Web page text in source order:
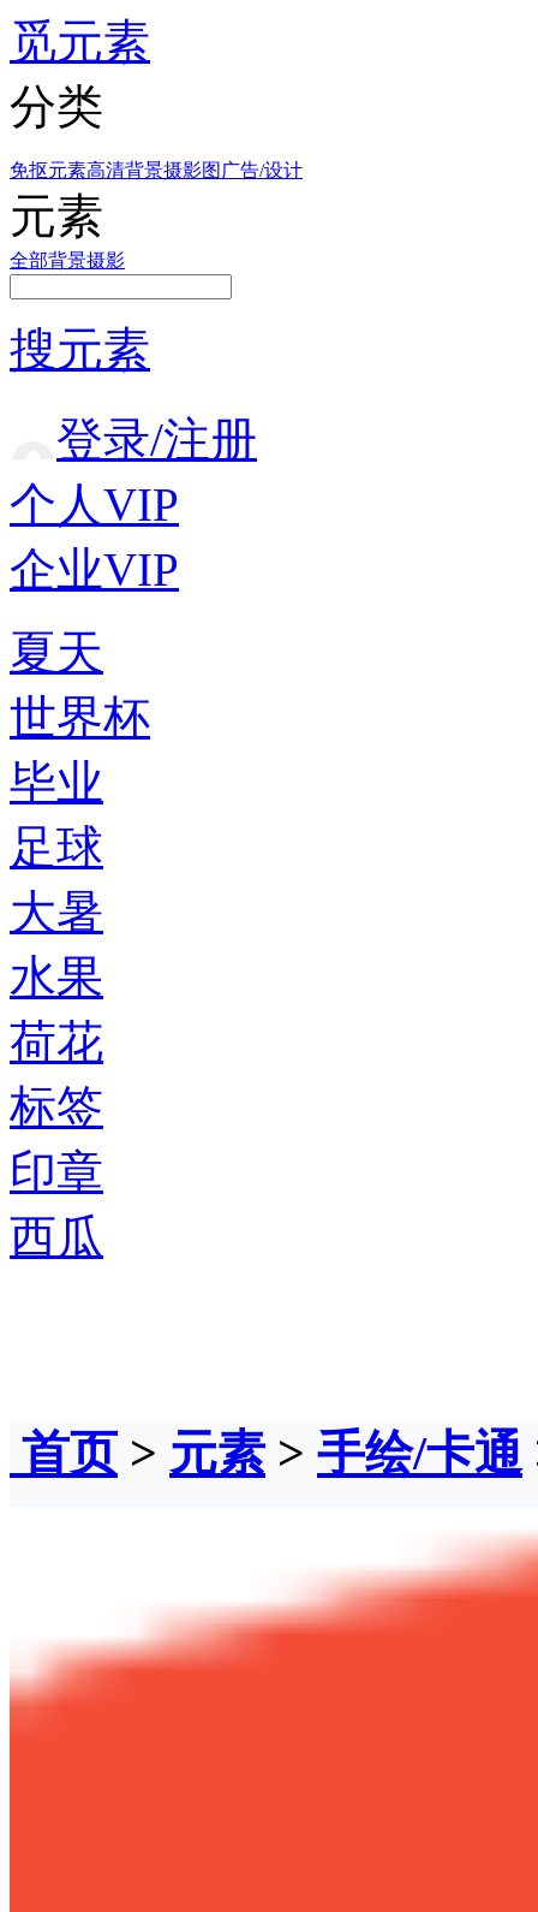
觅元素
分类
免抠元素高清背景摄影图 广告/设计
元素
全部背景摄影
搜元素
登录/注册
个人VIP
企业VIP
夏天
世界杯
毕业
足球
大暑
水果
荷花
标签
印章
西瓜
首页> 元素 > 手绘/卡通